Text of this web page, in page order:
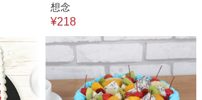
想念
¥218